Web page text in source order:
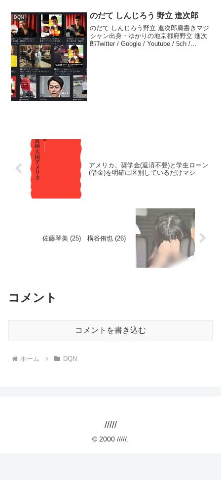
DQN のだて しんじろう 野立 進次郎
のだて しんじろう野立 進次郎肩書きマジ
シャン出身・ゆかりの地京都府野立 進次
郎Twitter / Google / Youtube / 5ch /
アメリカ。奨学金(返済不要)と学生ローン
(借金)を明確に区別しているだけマシ
佐藤琴美 (25) 構谷侑也 (26)
コメント
コメントを書き込む
ホーム DQN
/////
© 2000 /////.